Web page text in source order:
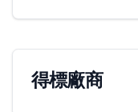
得標廠商